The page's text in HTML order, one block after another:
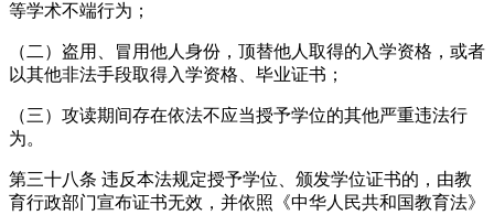
等学术不端行为；
（二）盗用、冒用他人身份，顶替他人取得的入学资格，或者
以其他非法手段取得入学资格、毕业证书；
（三）攻读期间存在依法不应当授予学位的其他严重违法行
为。
第三十八条 违反本法规定授予学位、颁发学位证书的，由教
育行政部门宣布证书无效，并依照《中华人民共和国教育法》